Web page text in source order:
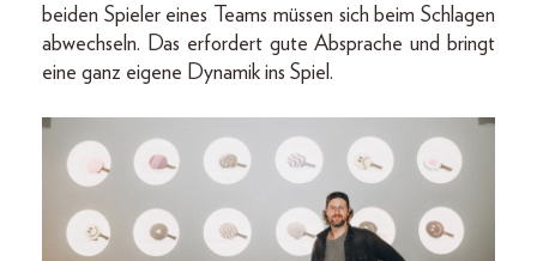
beiden Spieler eines Teams müssen sich beim Schlagen
abwechseln. Das erfordert gute Absprache und bringt
eine ganz eigene Dynamik ins Spiel.